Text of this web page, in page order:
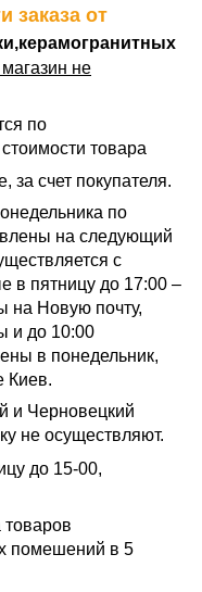
заказа от
не
по
товара
за счет покупателя.
по
на следующий
с
в пятницу до 17:00 –
на Новую почту,
и до 10:00
в понедельник,
Киев.
и Черновецкий
не осуществляют.
до 15-00,
товаров
помешений в 5